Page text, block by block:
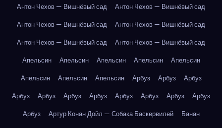
Антон Чехов — Вишнёвый сад
Антон Чехов — Вишнёвый сад
Антон Чехов — Вишнёвый сад
Антон Чехов — Вишнёвый сад
Антон Чехов — Вишнёвый сад
Антон Чехов — Вишнёвый сад
Апельсин
Апельсин Апельсин Апельсин
Апельсин
Апельсин
Апельсин Апельсин Арбуз Арбуз
Арбуз
Арбуз
Арбуз Арбуз Арбуз Арбуз Арбуз Арбуз
Арбуз
Арбуз
Артур Конан Дойл — Собака Баскервилей
Банан